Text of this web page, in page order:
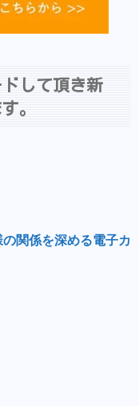
して頂き新
。
関係を深める電子カ